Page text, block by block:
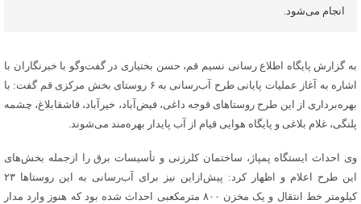
انجام می‌شود.
به گزارش پایگاه اطلاع رسانی نسیم قم، حسن بختیاری در گفت‌وگو با خبرنگاران با
اشاره به آغاز عملیات پایانی طرح آب‌رسانی به ۶ روستای بخش مرکزی قم گفت: با
بهره‌برداری از این طرح روستاهای قوجه داغی، فیض‌آباد، خیرآباد، قاشقابلاغ، چشمه
پلنگی، غلام بلاغی و پایگاه هوایی قیام از آب پایدار بهره‌مند می‌شوند.
وی احداث ایستگاه پمپاژ، ساختمان کلرزنی و تأسیسات برق را ازجمله بخش‌های
این طرح اعلام و اظهار کرد: پیش‌ازاین نیز برای آب‌رسانی به این روستاها ۲۳
کیلومتر خط انتقال و یک مخزن ۸۰۰ مترمکعبی احداث شده بود که هنوز وارد مدار